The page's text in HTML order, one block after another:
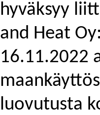
hyväksyy
and Heat
16.11.2022
luovutusta